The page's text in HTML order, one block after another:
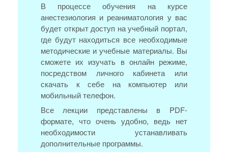
В процессе обучения на курсе
анестезиология и реаниматология у вас
будет открыт доступ на учебный портал,
где будут находиться все необходимые
методические и учебные материалы. Вы
сможете их изучать в онлайн режиме,
посредством личного кабинета или
скачать к себе на компьютер или
мобильный телефон.
Все лекции представлены в PDF-
формате, что очень удобно, ведь нет
необходимости устанавливать
дополнительные программы.